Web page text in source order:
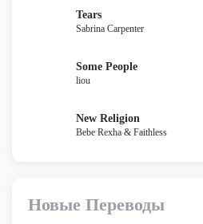
Tears
Sabrina Carpenter
Some People
liou
New Religion
Bebe Rexha & Faithless
Новые Переводы